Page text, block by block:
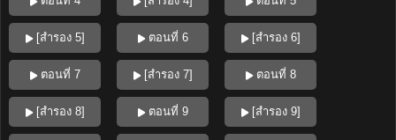
[สำรอง 5] ตอนที่ 6 [สำรอง 6]
ตอนที่ 7 [สำรอง 7] ตอนที่ 8
[สำรอง 8] ตอนที่ 9 [สำรอง 9]